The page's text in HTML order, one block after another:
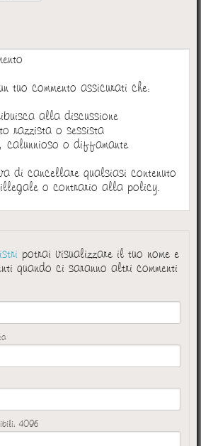
tuo commento assicurati che:
alla discussione
razzista o sessista
o diffamante
di cancellare qualsiasi contenuto
o contrario alla policy.
potrai visualizzare il tuo nome e
quando ci saranno altri commenti
4096